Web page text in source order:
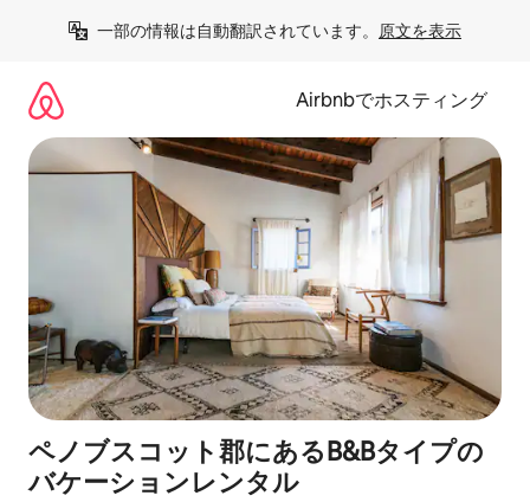
一部の情報は自動翻訳されています。 原文を表示
Airbnbでホスティング
ペノブスコット郡にあるB&Bタイプの
バケーションレンタル